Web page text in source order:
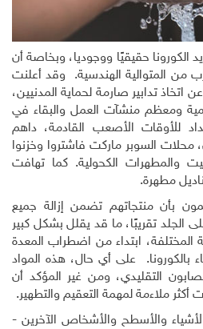
الكورونا حقيقيًا ووجوديا، وبخاصة أن
من المتوالية الهندسية. وقد أعلنت
تدابير صارمة لحماية المدنيين،
ومعظم منشآت العمل والبقاء في
للأوقات الأصعب القادمة، داهم
محلات السوبر ماركت فاشتروا وخزنوا
والمطهرات الكحولية. كما تهافت
مطهرة.
بأن منتجاتهم تضمن إزالة جميع
الجلد تقريبًا، ما قد يقلل بشكل كبير
المختلفة، ابتداء من اضطراب المعدة
بالكورونا. على أي حال، هذه المواد
التقليدي، ومن غير المؤكد أن
ملاءمة لمهمة التعقيم والتطهير.
والأسطح والأشخاص الآخرين -